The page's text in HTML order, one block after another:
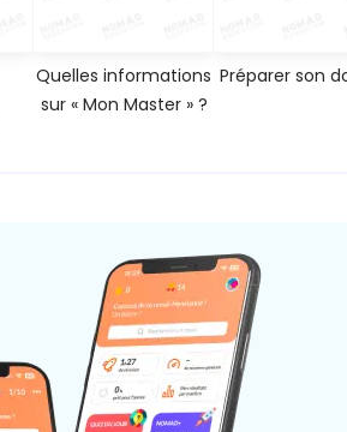
Quelles informations
sur « Mon Master » ?
Préparer son